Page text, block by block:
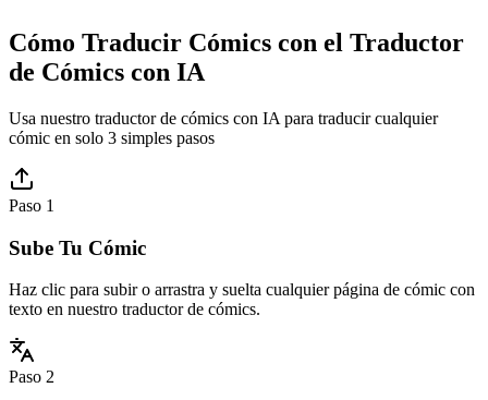
Cómo Traducir Cómics con el Traductor
de Cómics con IA
Usa nuestro traductor de cómics con IA para traducir cualquier
cómic en solo 3 simples pasos
Paso 1
Sube Tu Cómic
Haz clic para subir o arrastra y suelta cualquier página de cómic con
texto en nuestro traductor de cómics.
Paso 2